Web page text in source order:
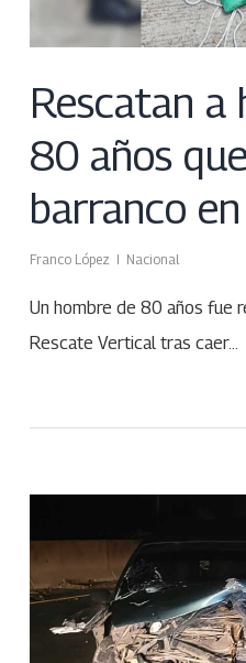
Rescatan a
80 años
barranco
Franco López Nacional
Un hombre de 80 años fue
Rescate Vertical tras caer…